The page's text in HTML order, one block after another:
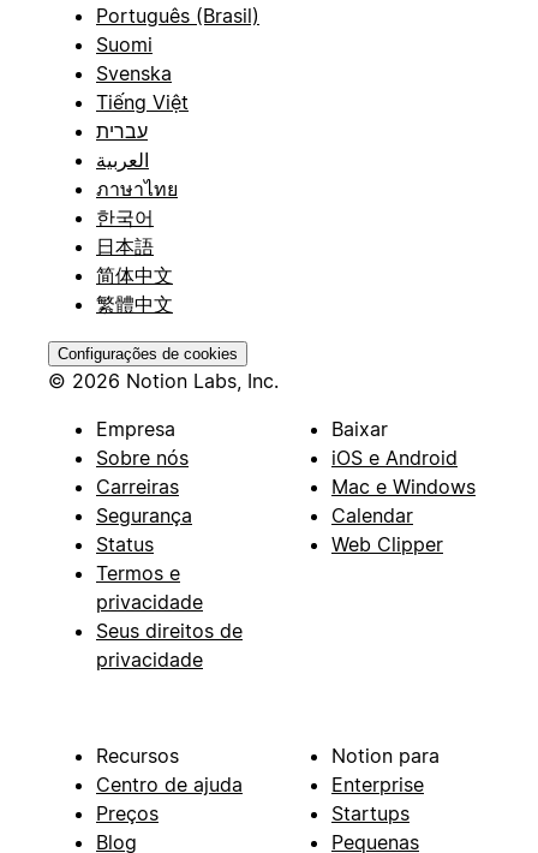
Português (Brasil)
Suomi
Svenska
Tiếng Việt
עברית
العربية
ภาษาไทย
한국어
日本語
简体中文
繁體中文
Configurações de cookies
© 2026 Notion Labs, Inc.
Empresa
Sobre nós
Carreiras
Segurança
Status
Termos e
privacidade
Seus direitos de
privacidade
Baixar
iOS e Android
Mac e Windows
Calendar
Web Clipper
Recursos
Centro de ajuda
Preços
Blog
Notion para
Enterprise
Startups
Pequenas